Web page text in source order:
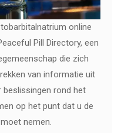
online
Pill Directory, een
die zich
van informatie uit
beslissingen rond het
op het punt dat u de
nemen.